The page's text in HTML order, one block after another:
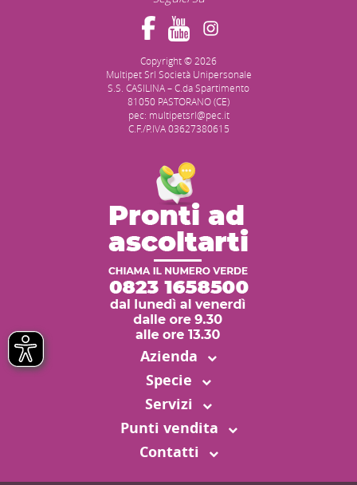
Copyright © 2026
Multipet Srl Società Unipersonale
S.S. CASILINA – C.da Spartimento
81050 PASTORANO (CE)
pec: multipetsrl@pec.it
C.F./P.IVA 03627380615
Azienda
Specie
Servizi
Punti vendita
Contatti